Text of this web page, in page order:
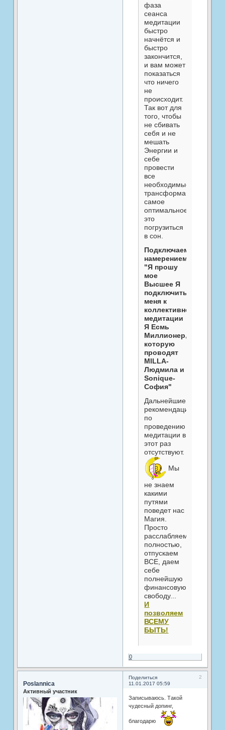
фаза
сеанса
медитации
быстро
начнётся и
быстро
закончится,
и вам может
показаться
что ничего
не
происходит.
Так вот для
того, чтобы
не сбивать
себя и не
мешать
Энергии и
себе
провести
все
необходимые
трансформации,
самое
оптимальное
это
погрузиться
в сон.
Подключаемся
намерением:
"Я прошу
мое
Высшее Я
подключить
меня к
коллективной
медитации
Я Есмь
Миллионер,
которую
проводят
MILLA-
Людмила и
Sonique-
София"
Дальнейшие
рекомендации
по
проведению
медитации в
этот раз
отсутствуют.
Мы
не знаем
какими
путями
поведет нас
Магия.
Просто
расслабляемся
полностью,
отпускаем
ВСЕ, даем
себе
полнейшую
финансовую
свободу...
И
позволяем
ВСЕМУ
БЫТЬ!
0
Поделиться
2
11.01.2017 05:59
Poslannica
Активный участник
Записываюсь. Такой
чудесный допинг,
благодарю